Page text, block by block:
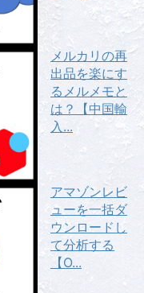
メルカリの再
出品を楽にす
るメルメモと
は？【中国輸
入...
アマゾンレビ
ューを一括ダ
ウンロードし
て分析する
【O...